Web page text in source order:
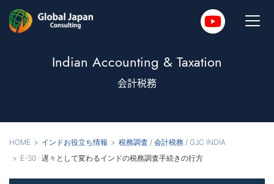
Indian Accounting & Taxation
会計税務
HOME インドお役立ち情報 税務調査 / 会計税務 / GJC INDIA
E-30 : 遅々として変わるインドの税務調査手続きの行方